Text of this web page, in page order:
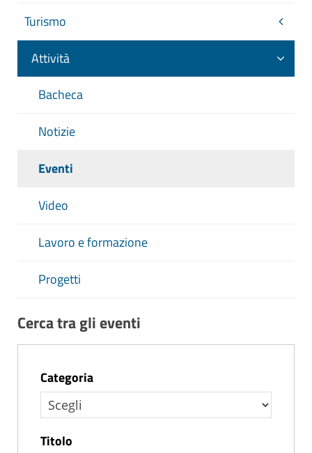
Turismo
Attività
Bacheca
Notizie
Eventi
Video
Lavoro e formazione
Progetti
Cerca tra gli eventi
Categoria
Titolo